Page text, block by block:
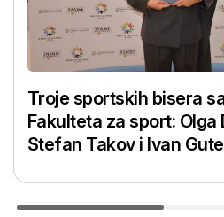
Troje sportskih bisera
Fakulteta za sport: Olga
Stefan Takov i Ivan